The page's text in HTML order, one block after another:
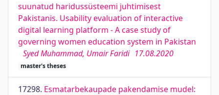
suunatud haridussüsteemi juhtimisest
Pakistanis. Usability evaluation of interactive
digital learning platform - A case study of
governing women education system in Pakistan
Syed Muhammad, Umair Faridi 17.08.2020
master's theses
17298. Esmatarbekaupade pakendamise mudel: